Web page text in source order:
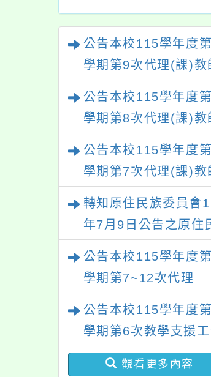
公告本校115學年度
學期第9次代理(課)教
公告本校115學年度
學期第8次代理(課)教
公告本校115學年度
學期第7次代理(課)教
轉知原住民族委員會
年7月9日公告之原住
公告本校115學年度
學期第7~12次代理
公告本校115學年度
學期第6次教學支援
人員甄選結果
觀看更多內容
號
發布，茲檢送
令影本（含原
說明、逐條說
法規條文）1份
知書及免職令前
先因退休、辭職
他原因而離職，
屬公務人員於考
職確定前離職，
說明二、三辦理
事宜